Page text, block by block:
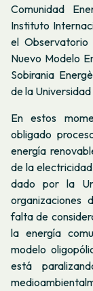
Comunidad
Instituto
el
Nuevo Modelo
Sobirania
de la
En estos
obligado
energía
de la
dado por la
organizaciones
falta de
la energía
modelo
está